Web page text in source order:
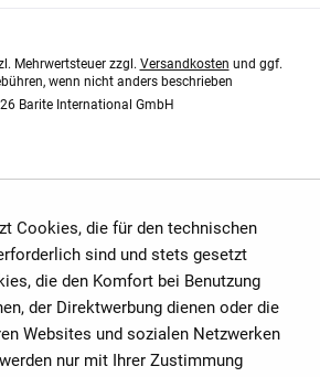
Mehrwertsteuer zzgl. Versandkosten und ggf.
wenn nicht anders beschrieben
Barite International GmbH
Cookies, die für den technischen
sind und stets gesetzt
die den Komfort bei Benutzung
der Direktwerbung dienen oder die
Websites und sozialen Netzwerken
nur mit Ihrer Zustimmung